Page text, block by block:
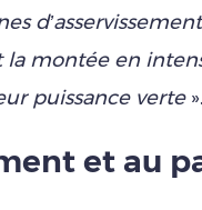
la montée en
puissance verte
et au